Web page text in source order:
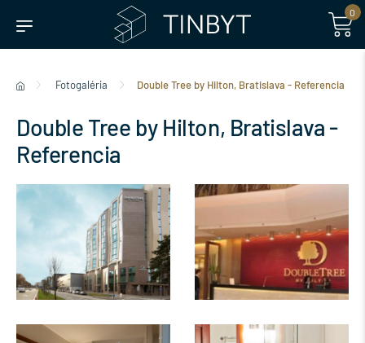
0
Fotogaléria Double Tree by Hilton, Bratislava - Referencia
Double Tree by Hilton, Bratislava -
Referencia